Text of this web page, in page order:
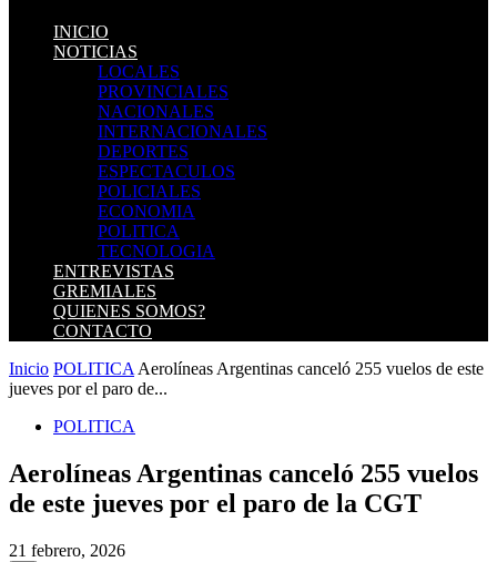
INICIO
NOTICIAS
LOCALES
PROVINCIALES
NACIONALES
INTERNACIONALES
DEPORTES
ESPECTACULOS
POLICIALES
ECONOMIA
POLITICA
TECNOLOGIA
ENTREVISTAS
GREMIALES
QUIENES SOMOS?
CONTACTO
Inicio POLITICA Aerolíneas Argentinas canceló 255 vuelos de este
jueves por el paro de...
POLITICA
Aerolíneas Argentinas canceló 255 vuelos
de este jueves por el paro de la CGT
21 febrero, 2026